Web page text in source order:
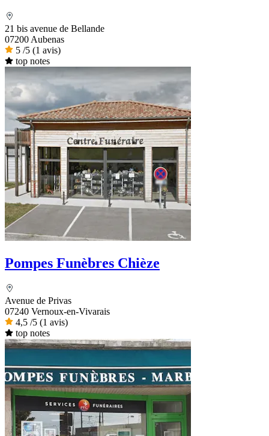
21 bis avenue de Bellande
07200 Aubenas
5 /5 (1 avis)
top notes
Pompes Funèbres Chièze
Avenue de Privas
07240 Vernoux-en-Vivarais
4,5 /5 (1 avis)
top notes